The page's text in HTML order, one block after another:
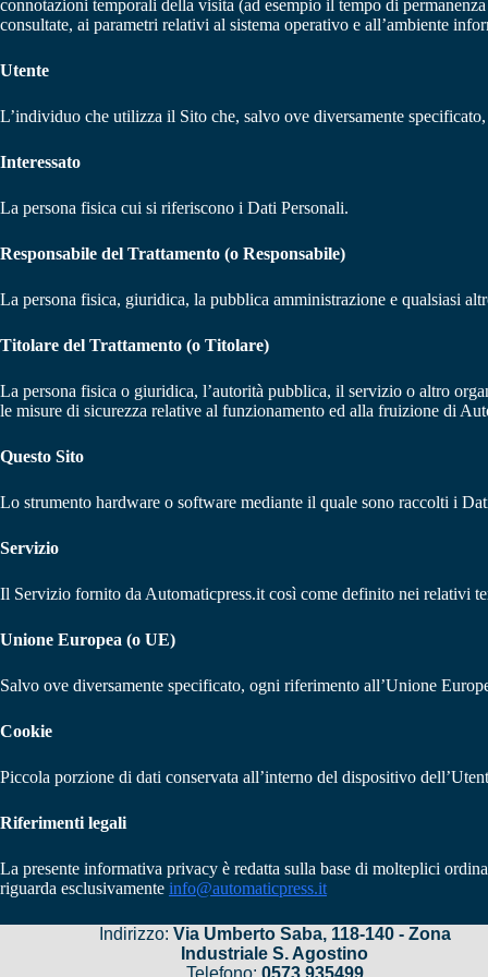
connotazioni temporali della visita (ad esempio il tempo di
consultate, ai parametri relativi al sistema operativo e all’ambiente
Utente
L’individuo che utilizza il Sito che, salvo ove diversamente
Interessato
La persona fisica cui si riferiscono i Dati Personali.
Responsabile del Trattamento (o Responsabile)
La persona fisica, giuridica, la pubblica amministrazione e qualsiasi
Titolare del Trattamento (o Titolare)
La persona fisica o giuridica, l’autorità pubblica, il servizio o altro
le misure di sicurezza relative al funzionamento ed alla fruizione di
Questo Sito
Lo strumento hardware o software mediante il quale sono raccolti i
Servizio
Il Servizio fornito da Automaticpress.it così come definito nei relativi
Unione Europea (o UE)
Salvo ove diversamente specificato, ogni riferimento all’Unione
Cookie
Piccola porzione di dati conservata all’interno del dispositivo
Riferimenti legali
La presente informativa privacy è redatta sulla base di molteplici
riguarda esclusivamente info@automaticpress.it
Indirizzo: Via Umberto Saba, 118-140 - Zona
Industriale S. Agostino
Telefono: 0573.935499